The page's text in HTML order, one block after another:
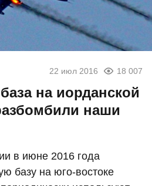
22 июл 2016 18 007
на иорданской
наши
в июне 2016 года
базу на юго-востоке